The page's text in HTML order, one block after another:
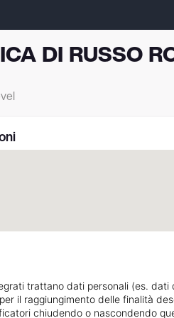
DI RUSSO
PIAZZA ALDO MORO 17/18/19
trattano dati personali (es.
il raggiungimento delle finalità
chiudendo o nascondendo